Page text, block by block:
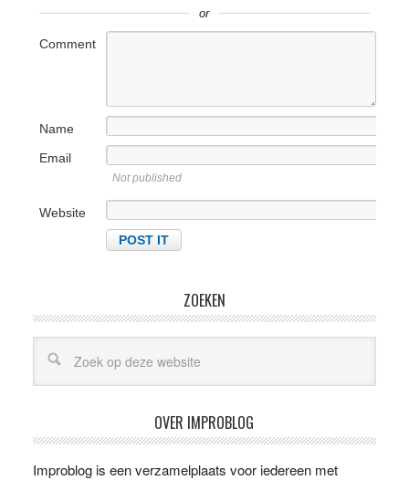
or
Comment
Name
Email
Not published
Website
ZOEKEN
OVER IMPROBLOG
Improblog is een verzamelplaats voor iedereen met